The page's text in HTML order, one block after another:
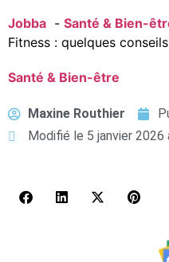
Jobba
Santé & Bien-
Fitness : quelques
Santé & Bien-être
Maxine Routhier
Modifié le 5 janvier 2026